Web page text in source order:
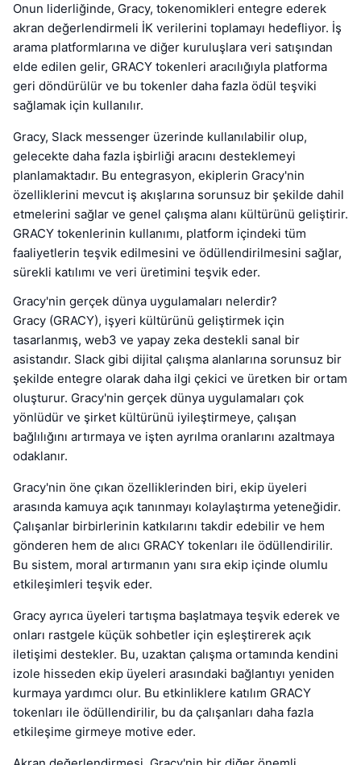
Onun liderliğinde, Gracy, tokenomikleri entegre ederek
akran değerlendirmeli İK verilerini toplamayı hedefliyor. İş
arama platformlarına ve diğer kuruluşlara veri satışından
elde edilen gelir, GRACY tokenleri aracılığıyla platforma
geri döndürülür ve bu tokenler daha fazla ödül teşviki
sağlamak için kullanılır.
Gracy, Slack messenger üzerinde kullanılabilir olup,
gelecekte daha fazla işbirliği aracını desteklemeyi
planlamaktadır. Bu entegrasyon, ekiplerin Gracy'nin
özelliklerini mevcut iş akışlarına sorunsuz bir şekilde dahil
etmelerini sağlar ve genel çalışma alanı kültürünü geliştirir.
GRACY tokenlerinin kullanımı, platform içindeki tüm
faaliyetlerin teşvik edilmesini ve ödüllendirilmesini sağlar,
sürekli katılımı ve veri üretimini teşvik eder.
Gracy'nin gerçek dünya uygulamaları nelerdir?
Gracy (GRACY), işyeri kültürünü geliştirmek için
tasarlanmış, web3 ve yapay zeka destekli sanal bir
asistandır. Slack gibi dijital çalışma alanlarına sorunsuz bir
şekilde entegre olarak daha ilgi çekici ve üretken bir ortam
oluşturur. Gracy'nin gerçek dünya uygulamaları çok
yönlüdür ve şirket kültürünü iyileştirmeye, çalışan
bağlılığını artırmaya ve işten ayrılma oranlarını azaltmaya
odaklanır.
Gracy'nin öne çıkan özelliklerinden biri, ekip üyeleri
arasında kamuya açık tanınmayı kolaylaştırma yeteneğidir.
Çalışanlar birbirlerinin katkılarını takdir edebilir ve hem
gönderen hem de alıcı GRACY tokenları ile ödüllendirilir.
Bu sistem, moral artırmanın yanı sıra ekip içinde olumlu
etkileşimleri teşvik eder.
Gracy ayrıca üyeleri tartışma başlatmaya teşvik ederek ve
onları rastgele küçük sohbetler için eşleştirerek açık
iletişimi destekler. Bu, uzaktan çalışma ortamında kendini
izole hisseden ekip üyeleri arasındaki bağlantıyı yeniden
kurmaya yardımcı olur. Bu etkinliklere katılım GRACY
tokenları ile ödüllendirilir, bu da çalışanları daha fazla
etkileşime girmeye motive eder.